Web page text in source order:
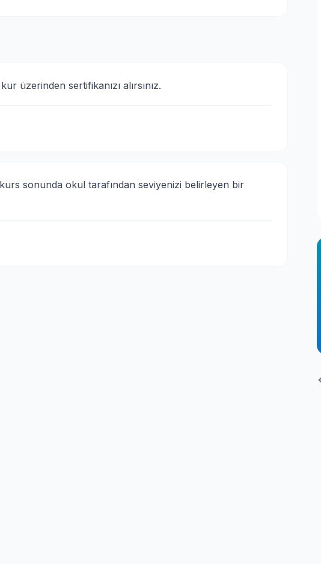
üzerinden sertifikanızı alırsınız.
kurs sonunda okul tarafından seviyenizi belirleyen bir